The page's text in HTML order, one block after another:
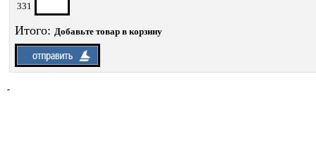
331
Итого: Добавьте товар в корзину
-